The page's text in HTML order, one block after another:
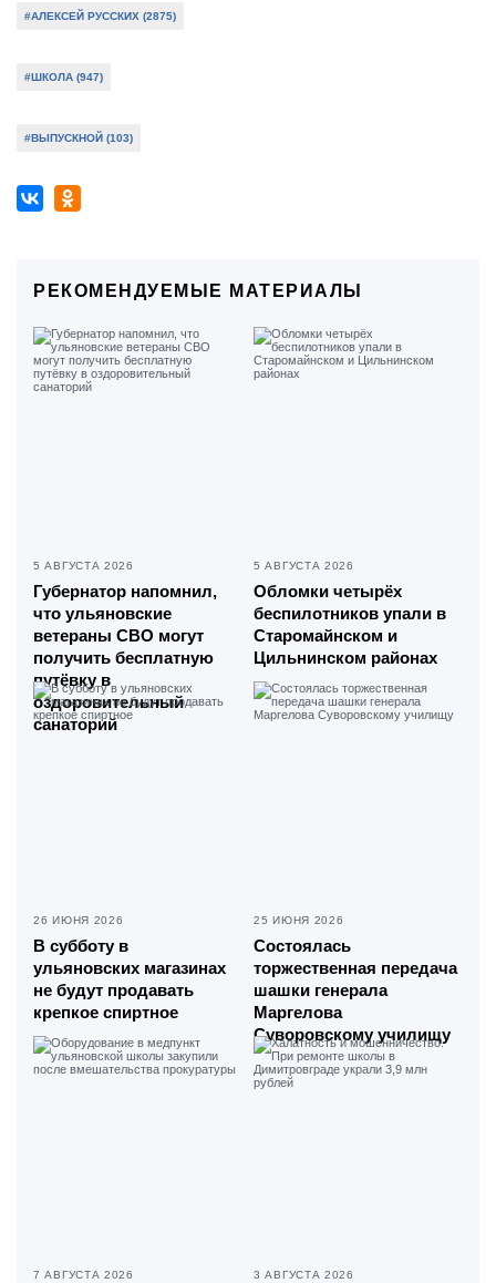
#АЛЕКСЕЙ РУССКИХ (2875)
#ШКОЛА (947)
#ВЫПУСКНОЙ (103)
РЕКОМЕНДУЕМЫЕ МАТЕРИАЛЫ
5 АВГУСТА 2026
Губернатор напомнил,
что ульяновские
ветераны СВО могут
получить бесплатную
путёвку в
оздоровительный
санаторий
5 АВГУСТА 2026
Обломки четырёх
беспилотников упали в
Старомайнском и
Цильнинском районах
26 ИЮНЯ 2026
В субботу в
ульяновских магазинах
не будут продавать
крепкое спиртное
25 ИЮНЯ 2026
Состоялась
торжественная передача
шашки генерала
Маргелова
Суворовскому училищу
7 АВГУСТА 2026 3 АВГУСТА 2026